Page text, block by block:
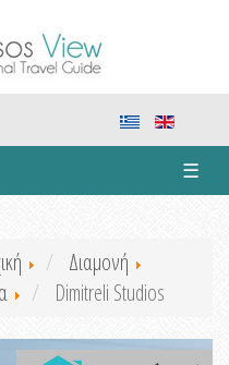
☰
Διαμονή
Dimitreli Studios